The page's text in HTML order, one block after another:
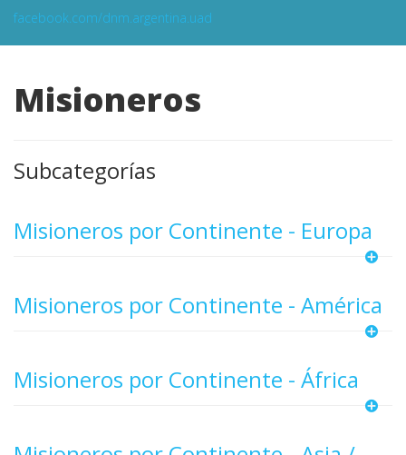
facebook.com/dnm.argentina.uad
Misioneros
Subcategorías
Misioneros por Continente - Europa
Misioneros por Continente - América
Misioneros por Continente - África